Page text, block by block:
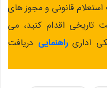
قانونی و مجوز های
تاریخی اقدام کنید، می
اداریراهنمایی دریافت